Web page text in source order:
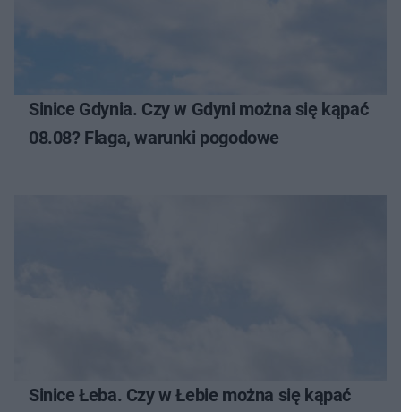
Sinice Gdynia. Czy w Gdyni można się kąpać
08.08? Flaga, warunki pogodowe
Sinice Łeba. Czy w Łebie można się kąpać